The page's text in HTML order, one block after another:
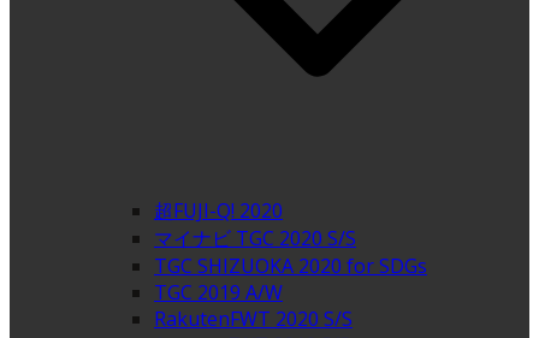
超FUJI-Q! 2020
マイナビ TGC 2020 S/S
TGC SHIZUOKA 2020 for SDGs
TGC 2019 A/W
RakutenFWT 2020 S/S